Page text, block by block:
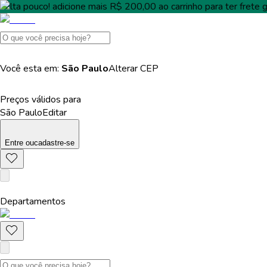
Falta pouco! adicione mais R$ 200,00 ao carrinho para terfrete
Você esta em: São PauloAlterarCEP
Preços válidos para
São PauloEditar
Entre oucadastre-se
Departamentos